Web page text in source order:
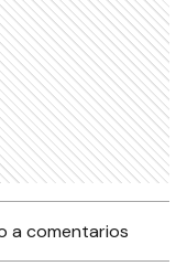
a comentarios